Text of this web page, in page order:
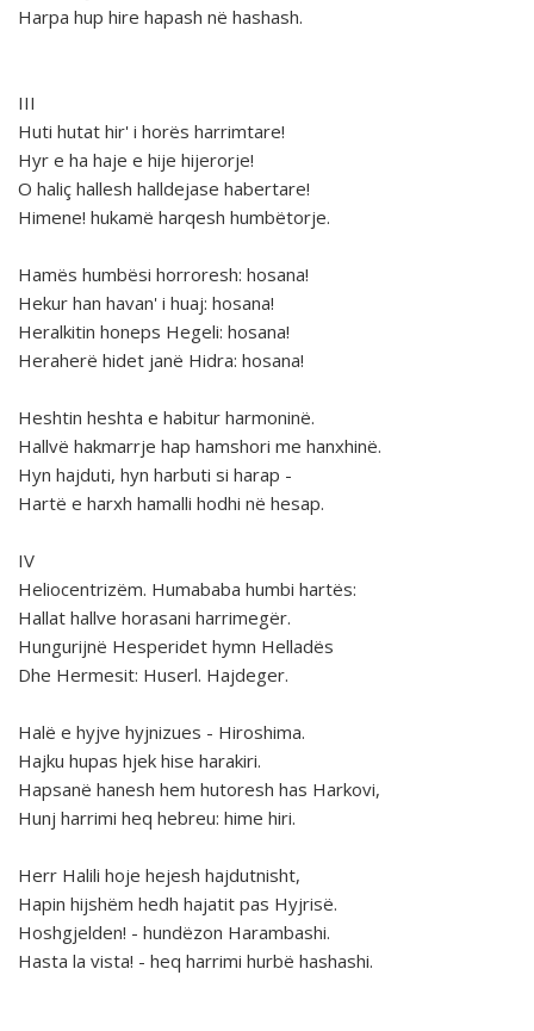
Harpa hup hire hapash në hashash.
III
Huti hutat hir' i horës harrimtare!
Hyr e ha haje e hije hijerorje!
O haliç hallesh halldejase habertare!
Himene! hukamë harqesh humbëtorje.
Hamës humbësi horroresh: hosana!
Hekur han havan' i huaj: hosana!
Heralkitin honeps Hegeli: hosana!
Heraherë hidet janë Hidra: hosana!
Heshtin heshta e habitur harmoninë.
Hallvë hakmarrje hap hamshori me hanxhinë.
Hyn hajduti, hyn harbuti si harap -
Hartë e harxh hamalli hodhi në hesap.
IV
Heliocentrizëm. Humababa humbi hartës:
Hallat hallve horasani harrimegër.
Hungurijnë Hesperidet hymn Helladës
Dhe Hermesit: Huserl. Hajdeger.
Halë e hyjve hyjnizues - Hiroshima.
Hajku hupas hjek hise harakiri.
Hapsanë hanesh hem hutoresh has Harkovi,
Hunj harrimi heq hebreu: hime hiri.
Herr Halili hoje hejesh hajdutnisht,
Hapin hijshëm hedh hajatit pas Hyjrisë.
Hoshgjelden! - hundëzon Harambashi.
Hasta la vista! - heq harrimi hurbë hashashi.